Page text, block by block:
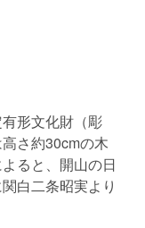
形文化財（彫
さ約30cmの木
ると、開山の日
白二条昭実より